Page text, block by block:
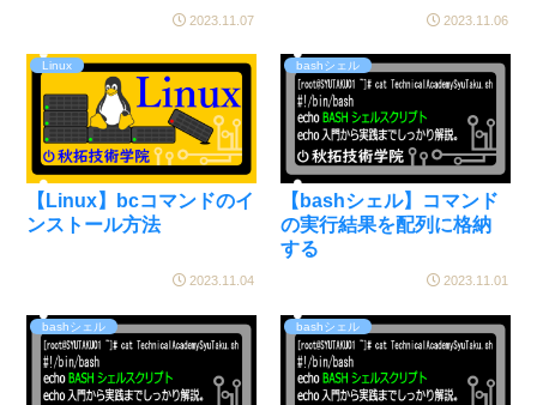
2023.11.07 2023.11.06
Linux
【Linux】bcコマンドのイ
ンストール方法
2023.11.04
bashシェル
【bashシェル】コマンド
の実行結果を配列に格納
する
2023.11.01
bashシェル bashシェル